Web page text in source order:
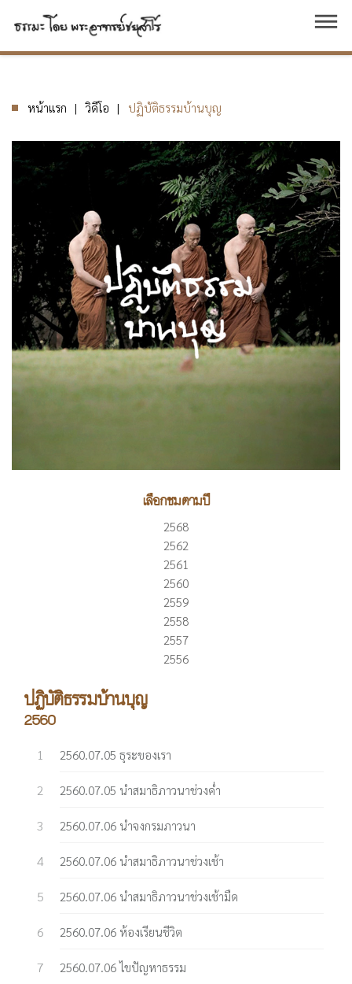
dehaze
หน้าแรก วิดีโอ ปฏิบัติธรรมบ้านบุญ
เลือกชมตามปี
2568
2562
2561
2560
2559
2558
2557
2556
ปฏิบัติธรรมบ้านบุญ
2560
2560.07.05 ธุระของเรา
2560.07.05 นำสมาธิภาวนาช่วงค่ำ
2560.07.06 นำจงกรมภาวนา
2560.07.06 นำสมาธิภาวนาช่วงเช้า
2560.07.06 นำสมาธิภาวนาช่วงเช้ามืด
2560.07.06 ห้องเรียนชีวิต
2560.07.06 ไขปัญหาธรรม